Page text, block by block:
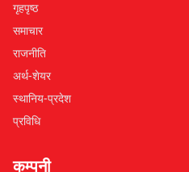
गृहपृष्ठ
समाचार
राजनीति
अर्थ-शेयर
स्थानिय-प्रदेश
प्रविधि
कम्पनी